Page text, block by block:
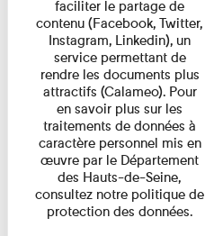
faciliter le partage de
contenu (Facebook, Twitter,
Instagram, Linkedin), un
service permettant de
rendre les documents plus
attractifs (Calameo). Pour
en savoir plus sur les
traitements de données à
caractère personnel mis en
œuvre par le Département
des Hauts-de-Seine,
consultez notre politique de
protection des données.